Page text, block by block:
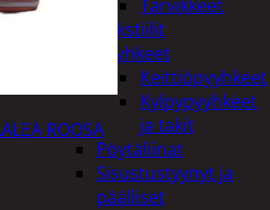
Tarvikkeet
Kodintekstiilit
Pyyhkeet
Keittiöpyyhkeet
Kylpypyyhkeet
ja takit
Pöytäliinat
Sisustustyynyt ja
päälliset
ROOSA